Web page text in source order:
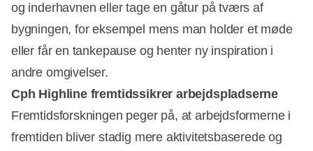
og inderhavnen eller tage en gåtur på tværs af
bygningen, for eksempel mens man holder et møde
eller får en tankepause og henter ny inspiration i
andre omgivelser.
Cph Highline fremtidssikrer arbejdspladserne
Fremtidsforskningen peger på, at arbejdsformerne i
fremtiden bliver stadig mere aktivitetsbaserede og